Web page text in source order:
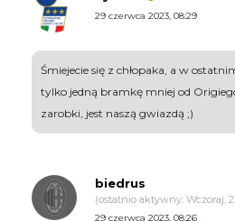
29 czerwca 2023, 08:29
Śmiejecie się z chłopaka, a w
tylko jedną bramkę mniej od
zarobki, jest naszą gwiazdą ;)
biedrus
(ostatnio aktywny: Wczoraj,
29 czerwca 2023, 08:26